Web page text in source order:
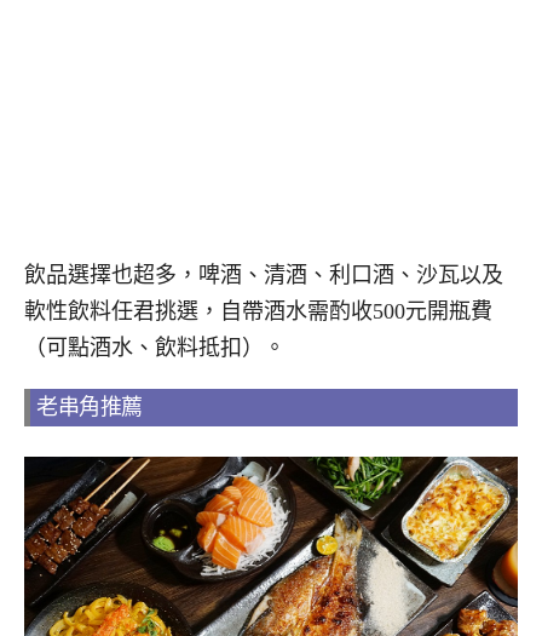
飲品選擇也超多，啤酒、清酒、利口酒、沙瓦以及
軟性飲料任君挑選，自帶酒水需酌收500元開瓶費
（可點酒水、飲料抵扣）。
老串角推薦